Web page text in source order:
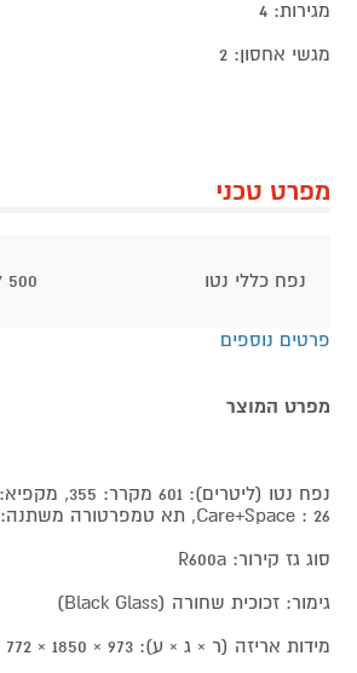
מגירות: 4
מגשי אחסון: 2
מפרט טכני
נפח כללי נטו 500 ליטר ומעלה
פרטים נוספים
מפרט המוצר
Care+Space : 26, תא טמפרטורה משתנה: 5°c (-20)°c
סוג גז קירור: R600a
גימור: זכוכית שחורה (Black Glass)
מידות אריזה (ר × ג × ע): 973 × 1850 × 772 מ"מ